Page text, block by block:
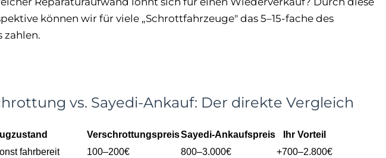
können wir für viele „Schrottfahrzeuge" das 5–15-fache des
zahlen.
vs. Sayedi-Ankauf: Der direkte Vergleich
VerschrottungspreisSayedi-Ankaufspreis
Ihr Vorteil
fahrbereit
100–200€ 800–3.000€
+700–2.800€